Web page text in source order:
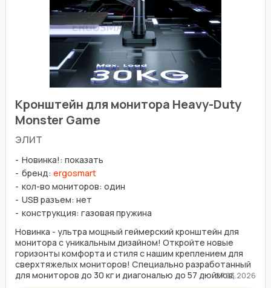
Кронштейн для монитора Heavy-Duty
Monster Game
элит
Новинка!: показать
бренд: ergosmart
кол-во мониторов: один
USB разъем: нет
конструкция: газовая пружина
Новинка - ультра мощный геймерский кронштейн для
монитора с уникальным дизайном! Откройте новые
горизонты комфорта и стиля с нашим креплением для
сверхтяжелых мониторов! Специально разработанный
для мониторов до 30 кг и диагональю до 57 дюймов,27.03.2026